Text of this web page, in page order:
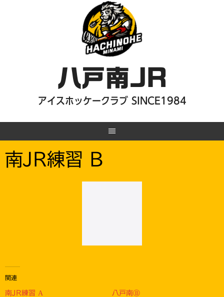
八戸南JR
アイスホッケークラブ SINCE1984
南JR練習 B
関連
南JR練習 A
八戸南Ⓑ